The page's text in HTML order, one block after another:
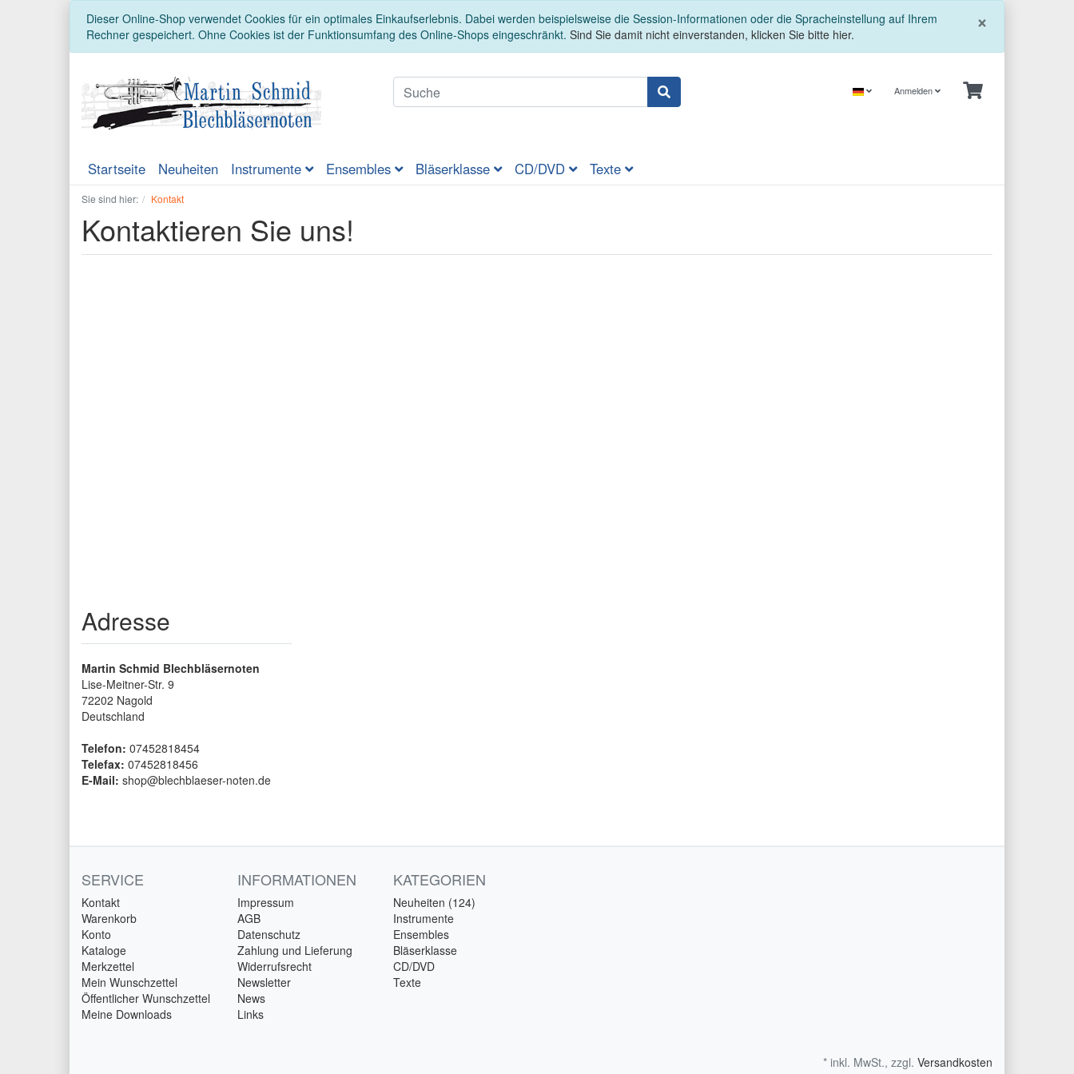
×
Dieser Online-Shop verwendet Cookies für ein optimales Einkaufserlebnis. Dabei werden beispielsweise die Session-Informationen oder die Spracheinstellung auf Ihrem
Rechner gespeichert. Ohne Cookies ist der Funktionsumfang des Online-Shops eingeschränkt. Sind Sie damit nicht einverstanden, klicken Sie bitte hier.
Anmelden
Startseite Neuheiten Instrumente Ensembles Bläserklasse CD/DVD Texte
Sie sind hier: Kontakt
Kontaktieren Sie uns!
Adresse
Martin Schmid Blechbläsernoten
Lise-Meitner-Str. 9
72202 Nagold
Deutschland
Telefon: 07452818454
Telefax: 07452818456
E-Mail: shop@blechblaeser-noten.de
SERVICE
Kontakt
Warenkorb
Konto
Kataloge
Merkzettel
Mein Wunschzettel
Öffentlicher Wunschzettel
Meine Downloads
INFORMATIONEN
Impressum
AGB
Datenschutz
Zahlung und Lieferung
Widerrufsrecht
Newsletter
News
Links
KATEGORIEN
Neuheiten (124)
Instrumente
Ensembles
Bläserklasse
CD/DVD
Texte
* inkl. MwSt., zzgl. Versandkosten